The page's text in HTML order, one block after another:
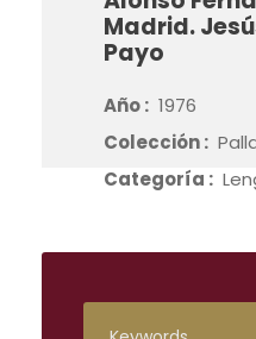
Madrid.
Payo
Año : 1976
Colección :
Categoría :